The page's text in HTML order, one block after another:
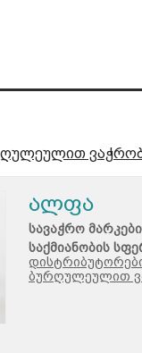
ალფა
სავაჭრო
საქმიანობის
ბურღულეულით